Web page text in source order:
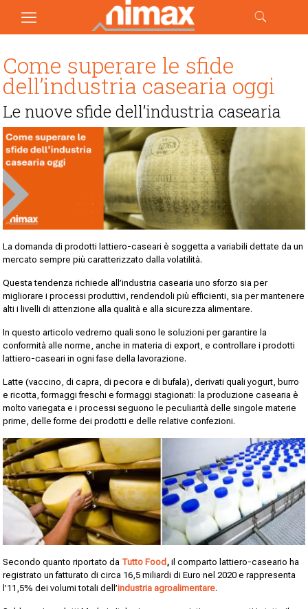
Come superare le sfide
dell’industria casearia oggi
Le nuove sfide dell’industria casearia
La domanda di prodotti lattiero-caseari è soggetta a variabili dettate da un
mercato sempre più caratterizzato dalla volatilità.
Questa tendenza richiede all’industria casearia uno sforzo sia per
migliorare i processi produttivi, rendendoli più efficienti, sia per mantenere
alti i livelli di attenzione alla qualità e alla sicurezza alimentare.
In questo articolo vedremo quali sono le soluzioni per garantire la
conformità alle norme, anche in materia di export, e controllare i prodotti
lattiero-caseari in ogni fase della lavorazione.
Latte (vaccino, di capra, di pecora e di bufala), derivati quali yogurt, burro
e ricotta, formaggi freschi e formaggi stagionati: la produzione casearia è
molto variegata e i processi seguono le peculiarità delle singole materie
prime, delle forme dei prodotti e delle relative confezioni.
Secondo quanto riportato da Tutto Food, il comparto lattiero-caseario ha
registrato un fatturato di circa 16,5 miliardi di Euro nel 2020 e rappresenta
l’11,5% dei volumi totali dell’industria agroalimentare.